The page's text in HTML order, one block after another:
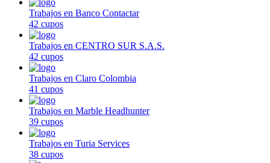
Trabajos en Banco Contactar
42 cupos
Trabajos en CENTRO SUR S.A.S.
42 cupos
Trabajos en Claro Colombia
41 cupos
Trabajos en Marble Headhunter
39 cupos
Trabajos en Turia Services
38 cupos